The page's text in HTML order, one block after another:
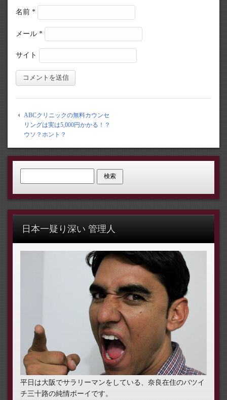
名前 *
メール *
サイト
ABCクリニックの無料カウンセ
リングは実は5,000円かかる！？
ウソ？ホント？
日本一疑り深い 管理人
平日は大阪でサラリーマンをしている、奈良在住のバツイ
チ三十路の純情ボーイです。